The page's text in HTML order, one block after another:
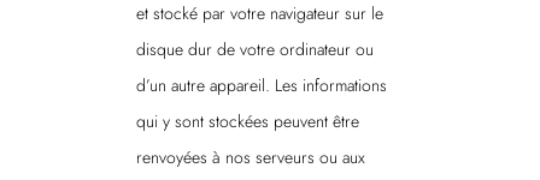
et stocké par votre navigateur sur le
disque dur de votre ordinateur ou
d’un autre appareil. Les informations
qui y sont stockées peuvent être
renvoyées à nos serveurs ou aux